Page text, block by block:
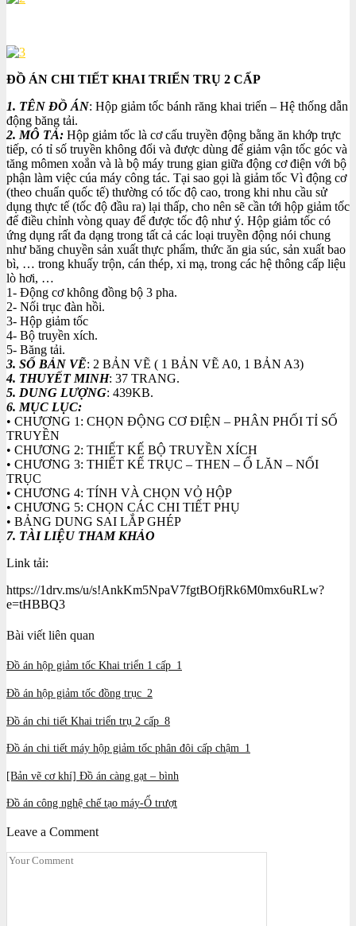
ĐỒ ÁN CHI TIẾT KHAI TRIỂN TRỤ 2 CẤP
1. TÊN ĐỒ ÁN: Hộp giảm tốc bánh răng khai triển – Hệ thống dẫn
động băng tải.
2. MÔ TẢ: Hộp giảm tốc là cơ cấu truyền động bằng ăn khớp trực
tiếp, có tỉ số truyền không đổi và được dùng để giảm vận tốc góc và
tăng mômen xoắn và là bộ máy trung gian giữa động cơ điện với bộ
phận làm việc cúa máy công tác. Tại sao gọi là giảm tốc Vì động cơ
(theo chuẩn quốc tế) thường có tốc độ cao, trong khi nhu cầu sử
dụng thực tế (tốc độ đầu ra) lại thấp, cho nên sẽ cần tới hộp giảm tốc
để điều chỉnh vòng quay để được tốc độ như ý. Hộp giảm tốc có
ứng dụng rất đa dạng trong tất cả các loại truyền động nói chung
như băng chuyền sản xuất thực phẩm, thức ăn gia súc, sản xuất bao
bì, … trong khuấy trộn, cán thép, xi mạ, trong các hệ thông cấp liệu
lò hơi, …
1- Động cơ không đồng bộ 3 pha.
2- Nối trục đàn hồi.
3- Hộp giảm tốc
4- Bộ truyền xích.
5- Băng tải.
3. SỐ BẢN VẼ: 2 BẢN VẼ ( 1 BẢN VẼ A0, 1 BẢN A3)
4. THUYẾT MINH: 37 TRANG.
5. DUNG LƯỢNG: 439KB.
6. MỤC LỤC:
• CHƯƠNG 1: CHỌN ĐỘNG CƠ ĐIỆN – PHÂN PHỐI TỈ SỐ
TRUYỀN
• CHƯƠNG 2: THIẾT KẾ BỘ TRUYỀN XÍCH
• CHƯƠNG 3: THIẾT KẾ TRỤC – THEN – Ổ LĂN – NỐI
TRỤC
• CHƯƠNG 4: TÍNH VÀ CHỌN VỎ HỘP
• CHƯƠNG 5: CHỌN CÁC CHI TIẾT PHỤ
• BẢNG DUNG SAI LẮP GHÉP
7. TÀI LIỆU THAM KHẢO
Link tải:
https://1drv.ms/u/s!AnkKm5NpaV7fgtBOfjRk6M0mx6uRLw?
e=tHBBQ3
Bài viết liên quan
Đồ án hộp giảm tốc Khai triển 1 cấp_1
Đồ án hộp giảm tốc đồng trục_2
Đồ án chi tiết Khai triển trụ 2 cấp_8
Đồ án chi tiết máy hộp giảm tốc phân đôi cấp chậm_1
[Bản vẽ cơ khí] Đồ án càng gạt – bình
Đồ án công nghệ chế tạo máy-Ổ trượt
Leave a Comment